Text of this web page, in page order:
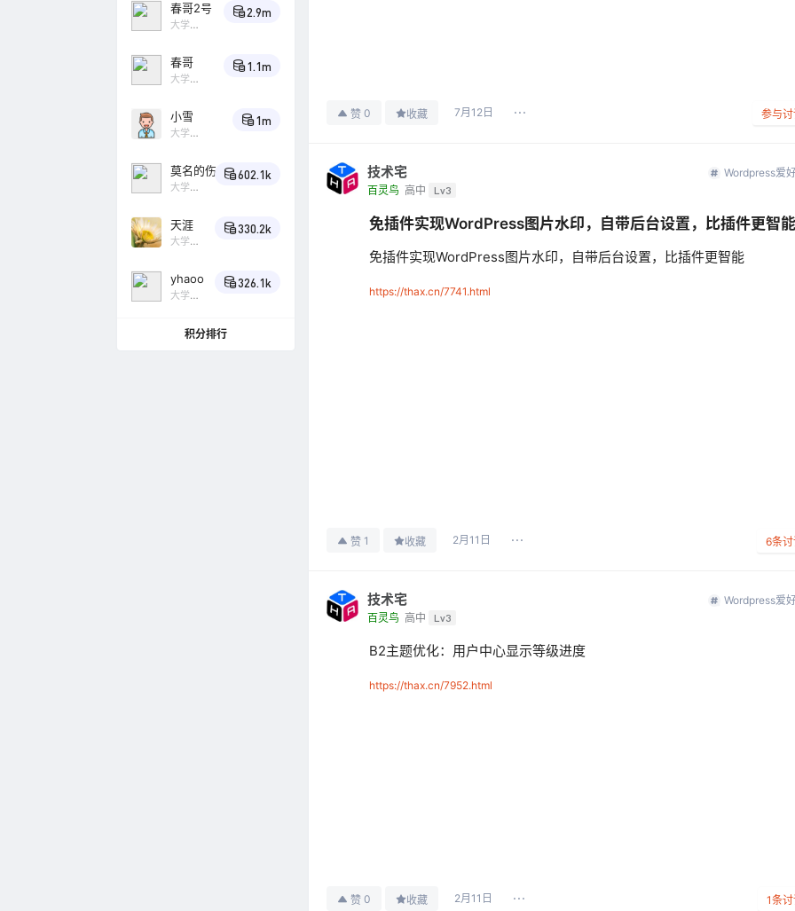
春哥2号
大学
2.9m
春哥
大学
灵鸟
1.1m
小雪
大学
乌鸦
1m
莫名的伤
大学
乌鸦
602.1k
天涯
大学
乌鸦
330.2k
yhaoo
大学
乌鸦
326.1k
积分排行
赞 0 收藏 7月12日 参与
技术宅
百灵鸟 高中 Lv3
Wordpress爱
免插件实现WordPress图片水印，自带后台设置，比插件更智能
免插件实现WordPress图片水印，自带后台设置，比插件更智能
https://thax.cn/7741.html
赞 1 收藏 2月11日 6条
技术宅
百灵鸟 高中 Lv3
Wordpress爱
B2主题优化：用户中心显示等级进度
https://thax.cn/7952.html
赞 0 收藏 2月11日 1条